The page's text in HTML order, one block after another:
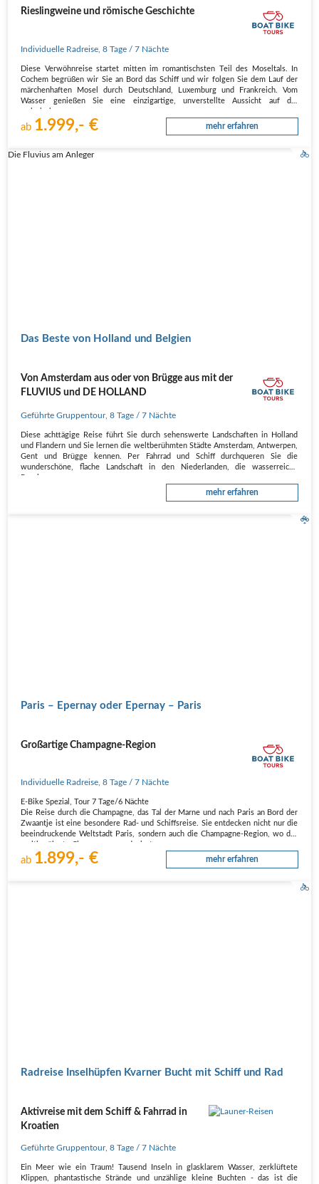
Rieslingweine und römische Geschichte
Individuelle Radreise ,8 Tage / 7 Nächte
Diese Verwöhnreise startet mitten im romantischsten Teil des Moseltals. In
Cochem begrüßen wir Sie an Bord das Schiff und wir folgen Sie dem Lauf der
märchenhaften Mosel durch Deutschland, Luxemburg und Frankreich. Vom
Wasser genießen Sie eine einzigartige, unverstellte Aussicht auf die
ab 1.999,- € mehr erfahren
Die Fluvius am Anleger
Das Beste von Holland und Belgien
Von Amsterdam aus oder von Brügge aus mit der
FLUVIUS und DE HOLLAND
Geführte Gruppentour,8 Tage / 7 Nächte
Diese achttägige Reise führt Sie durch sehenswerte Landschaften in Holland
und Flandern und Sie lernen die weltberühmten Städte Amsterdam, Antwerpen,
Gent und Brügge kennen. Per Fahrrad und Schiff durchqueren Sie die
wunderschöne, flache Landschaft in den Niederlanden, die wasserreiche
mehr erfahren
Paris – Epernay oder Epernay – Paris
Großartige Champagne-Region
Individuelle Radreise ,8 Tage / 7 Nächte
E-Bike Spezial, Tour 7 Tage/6 Nächte
Die Reise durch die Champagne, das Tal der Marne und nach Paris an Bord der
Zwaantje ist eine besondere Rad- und Schiffsreise. Sie entdecken nicht nur die
beeindruckende Weltstadt Paris, sondern auch die Champagne-Region, wo der
ab 1.899,- € mehr erfahren
Radreise Inselhüpfen Kvarner Bucht mit Schiff und Rad
Aktivreise mit dem Schiff & Fahrrad in
Kroatien
Geführte Gruppentour,8 Tage / 7 Nächte
Ein Meer wie ein Traum! Tausend Inseln in glasklarem Wasser, zerklüftete
Klippen, phantastische Strände und unzählige kleine Buchten - das ist die